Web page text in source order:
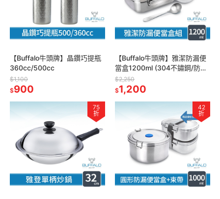
【Buffalo牛頭牌】晶鑽巧提瓶
360cc/500cc
$1,100
$900
【Buffalo牛頭牌】雅潔防漏便
當盒1200ml (304不鏽鋼/防漏/
環保餐具/IH.電磁爐可)
$2,250
$1,200
75
折
42
折